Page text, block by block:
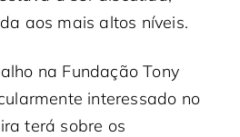
aos mais altos níveis.
na Fundação Tony
interessado no
terá sobre os